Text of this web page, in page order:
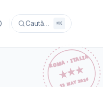
Caută… ⌘K